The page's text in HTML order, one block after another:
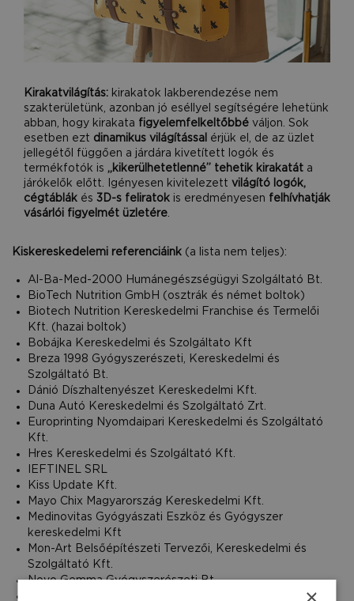
Kirakatvilágítás: kirakatok lakberendezése nem
szakterületünk, azonban jó eséllyel segítségére lehetünk
abban, hogy kirakata figyelemfelkeltőbbé váljon. Sok
esetben ezt dinamikus világítással érjük el, de az üzlet
jellegétől függően a járdára kivetített logók és
termékfotók is „kikerülhetetlenné” tehetik kirakatát a
járókelők előtt. Igényesen kivitelezett világító logók,
cégtáblák és 3D-s feliratok is eredményesen felhívhatják
vásárlói figyelmét üzletére.
Kiskereskedelemi referenciáink (a lista nem teljes):
Al-Ba-Med-2000 Humánegészségügyi Szolgáltató Bt.
BioTech Nutrition GmbH (osztrák és német boltok)
Biotech Nutrition Kereskedelmi Franchise és Termelői
Kft. (hazai boltok)
Bobájka Kereskedelmi és Szolgáltato Kft
Breza 1998 Gyógyszerészeti, Kereskedelmi és
Szolgáltató Bt.
Dánió Díszhaltenyészet Kereskedelmi Kft.
Duna Autó Kereskedelmi és Szolgáltató Zrt.
Europrinting Nyomdaipari Kereskedelmi és Szolgáltató
Kft.
Hres Kereskedelmi és Szolgáltató Kft.
IEFTINEL SRL
Kiss Update Kft.
Mayo Chix Magyarország Kereskedelmi Kft.
Medinovitas Gyógyászati Eszköz és Gyógyszer
kereskedelmi Kft
Mon-Art Belsőépítészeti Tervezői, Kereskedelmi és
Szolgáltató Kft.
Novo Gemma Gyógyszerészeti Bt.